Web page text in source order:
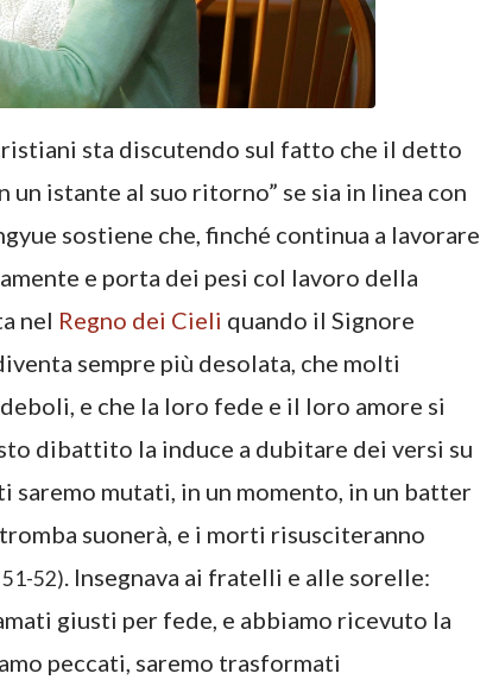
sta discutendo sul fatto che il detto
istante al suo ritorno” se sia in linea con
sostiene che, finché continua a lavorare
e porta dei pesi col lavoro della
nel Regno dei Cieli quando il Signore
sempre più desolata, che molti
e che la loro fede e il loro amore si
dibattito la induce a dubitare dei versi su
saremo mutati, in un momento, in un batter
suonerà, e i morti risusciteranno
51-52). Insegnava ai fratelli e alle sorelle:
giusti per fede, e abbiamo ricevuto la
peccati, saremo trasformati